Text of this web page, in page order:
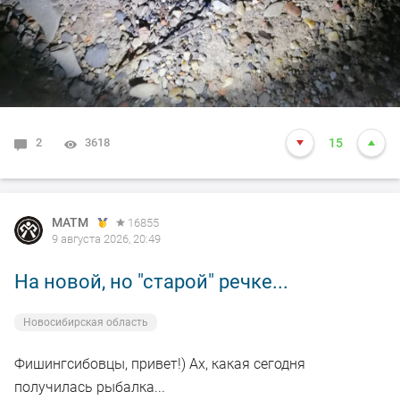
на более позднее, но стоять до 3 ночи - просто не
вывожу))) Кто в тех краях ночью выходит искать
судака - подскажите как у вас результат в этом сезоне?
2 3618 15
MATM
16855
9 августа 2026, 20:49
На новой, но "старой" речке...
Новосибирская область
Фишингсибовцы, привет!) Ах, какая сегодня
получилась рыбалка...